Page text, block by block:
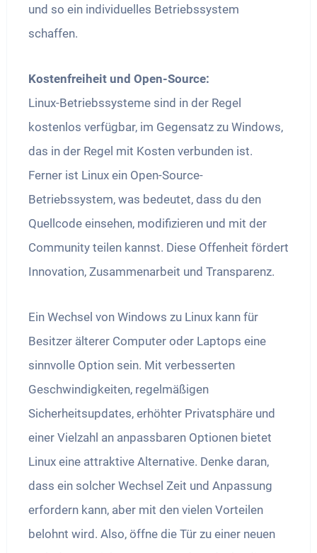
und so ein individuelles Betriebssystem
schaffen.
Kostenfreiheit und Open-Source:
Linux-Betriebssysteme sind in der Regel
kostenlos verfügbar, im Gegensatz zu Windows,
das in der Regel mit Kosten verbunden ist.
Ferner ist Linux ein Open-Source-
Betriebssystem, was bedeutet, dass du den
Quellcode einsehen, modifizieren und mit der
Community teilen kannst. Diese Offenheit fördert
Innovation, Zusammenarbeit und Transparenz.
Ein Wechsel von Windows zu Linux kann für
Besitzer älterer Computer oder Laptops eine
sinnvolle Option sein. Mit verbesserten
Geschwindigkeiten, regelmäßigen
Sicherheitsupdates, erhöhter Privatsphäre und
einer Vielzahl an anpassbaren Optionen bietet
Linux eine attraktive Alternative. Denke daran,
dass ein solcher Wechsel Zeit und Anpassung
erfordern kann, aber mit den vielen Vorteilen
belohnt wird. Also, öffne die Tür zu einer neuen